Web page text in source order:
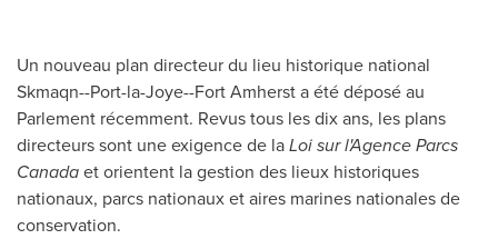
Un nouveau plan directeur du lieu historique national
Skmaqn--Port-la-Joye--Fort Amhersta été déposé au
Parlement récemment. Revus tous les dix ans, les plans
directeurs sont une exigence de laLoi sur l'Agence Parcs
Canadaet orientent la gestion des lieux historiques
nationaux, parcs nationaux et aires marines nationales de
conservation.